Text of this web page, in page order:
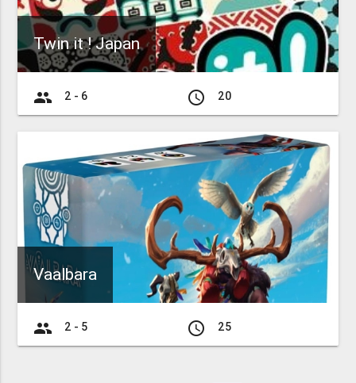
Twin it ! Japan
group 2 - 6 access_time 20
Vaalbara
group 2 - 5 access_time 25